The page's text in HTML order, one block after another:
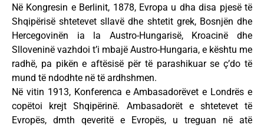
Në Kongresin e Berlinit, 1878, Evropa u dha disa pjesë të
Shqipërisë shtetevet sllavë dhe shtetit grek, Bosnjën dhe
Hercegovinën ia la Austro-Hungarisë, Kroacinë dhe
Slloveninë vazhdoi t’i mbajë Austro-Hungaria, e kështu me
radhë, pa pikën e aftësisë për të parashikuar se ç’do të
mund të ndodhte në të ardhshmen.
Në vitin 1913, Konferenca e Ambasadorëvet e Londrës e
copëtoi krejt Shqipërinë. Ambasadorët e shtetevet të
Evropës, dmth qeveritë e Evropës, u treguan në atë